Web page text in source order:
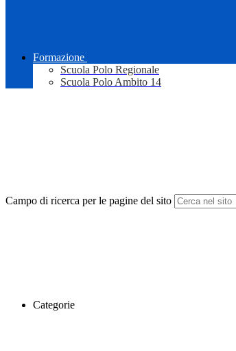
Formazione
Scuola Polo Regionale
Scuola Polo Ambito 14
Campo di ricerca per le pagine del sito
Categorie